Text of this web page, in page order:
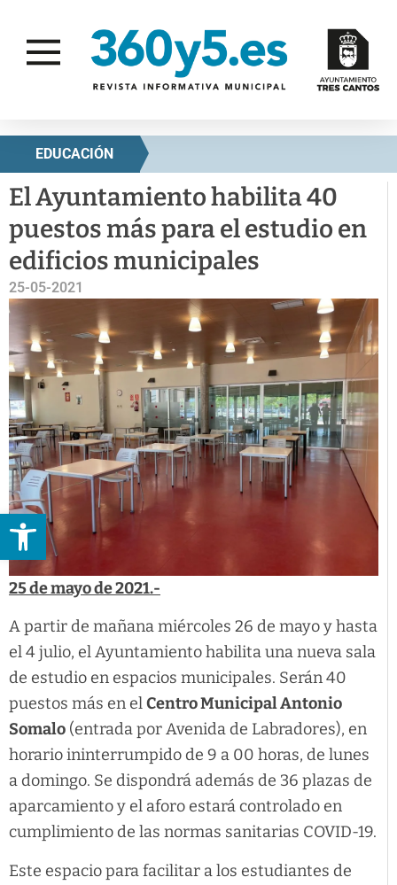
Abrir barra de herramientas
EDUCACIÓN
El Ayuntamiento habilita 40
puestos más para el estudio en
edificios municipales
25-05-2021
25 de mayo de 2021.-
A partir de mañana miércoles 26 de mayo y hasta
el 4 julio, el Ayuntamiento habilita una nueva sala
de estudio en espacios municipales. Serán 40
puestos más en elCentro Municipal Antonio
Somalo (entrada por Avenida de Labradores), en
horario ininterrumpido de 9 a 00 horas, de lunes
a domingo. Se dispondrá además de 36 plazas de
aparcamiento y el aforo estará controlado en
cumplimiento de las normas sanitarias COVID-19.
Este espacio para facilitar a los estudiantes de